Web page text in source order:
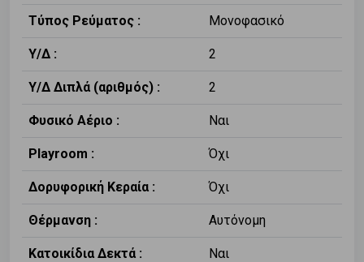
Τύπος Ρεύματος : Μονοφασικό
Υ/Δ : 2
Υ/Δ Διπλά (αριθμός) : 2
Φυσικό Αέριο : Ναι
Playroom : Όχι
Δορυφορική Κεραία : Όχι
Θέρμανση : Αυτόνομη
Κατοικίδια Δεκτά : Ναι